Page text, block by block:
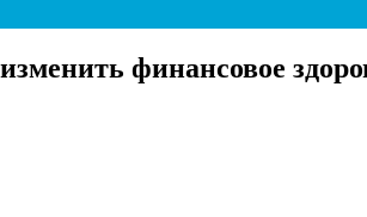
финансовое